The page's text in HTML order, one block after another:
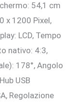
54,1 cm
x 1200 Pixel,
LCD, Tempo
nativo: 4:3,
178°, Angolo
USB
Regolazione